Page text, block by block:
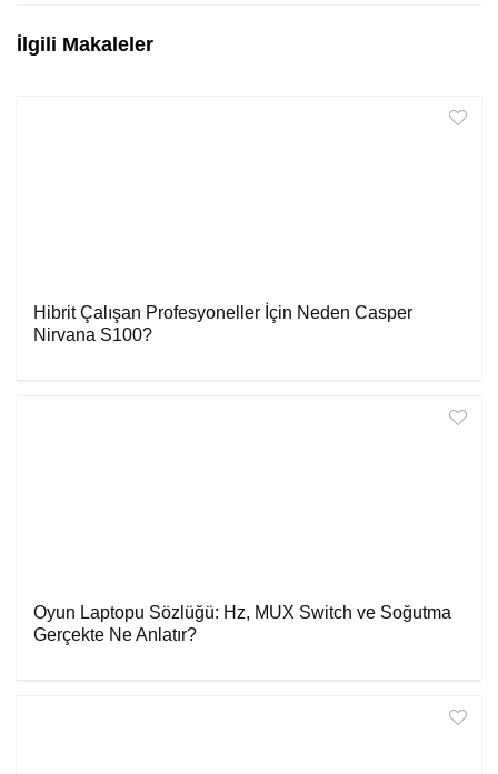
İlgili Makaleler
Hibrit Çalışan Profesyoneller İçin Neden Casper
Nirvana S100?
Oyun Laptopu Sözlüğü: Hz, MUX Switch ve Soğutma
Gerçekte Ne Anlatır?